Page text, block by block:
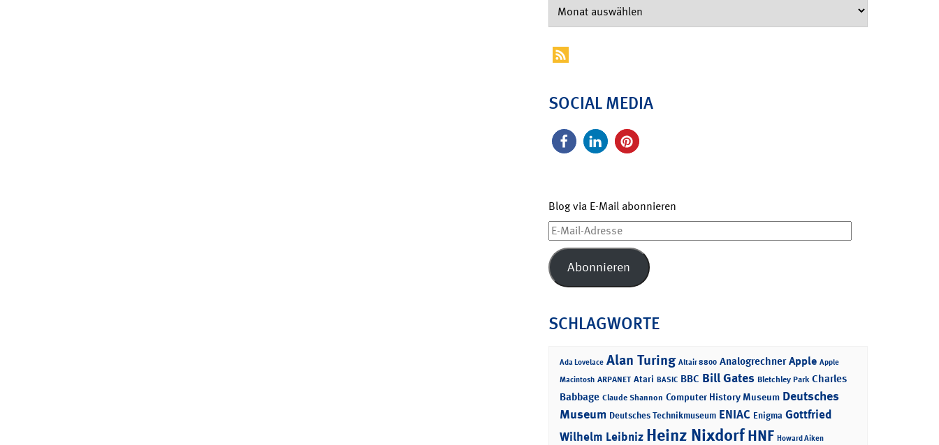
SOCIAL MEDIA
Blog via E-Mail abonnieren
E-
Mail-
Adresse
Abonnieren
SCHLAGWORTE
Ada Lovelace Alan Turing Altair 8800 Analogrechner Apple Apple
Macintosh ARPANET Atari BASIC BBC Bill Gates Bletchley Park Charles
Babbage Claude Shannon Computer History Museum Deutsches
Museum Deutsches Technikmuseum ENIAC Enigma Gottfried
Wilhelm Leibniz Heinz NixdorfHNF Howard Aiken